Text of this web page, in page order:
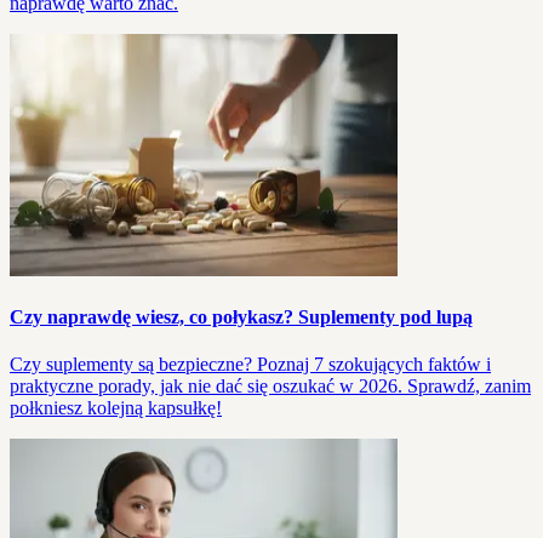
Czy naprawdę wiesz, co połykasz? Suplementy pod lupą
Czy suplementy są bezpieczne? Poznaj 7 szokujących faktów i
praktyczne porady, jak nie dać się oszukać w 2026. Sprawdź, zanim
połkniesz kolejną kapsułkę!